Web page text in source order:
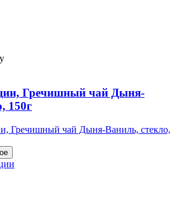
Гречишный чай Дыня-
150г